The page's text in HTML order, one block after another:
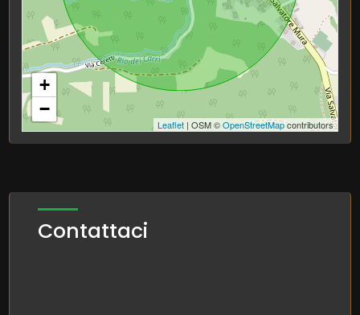
+
−
Leaflet| OSM ©OpenStreetMapcontributors
Contattaci